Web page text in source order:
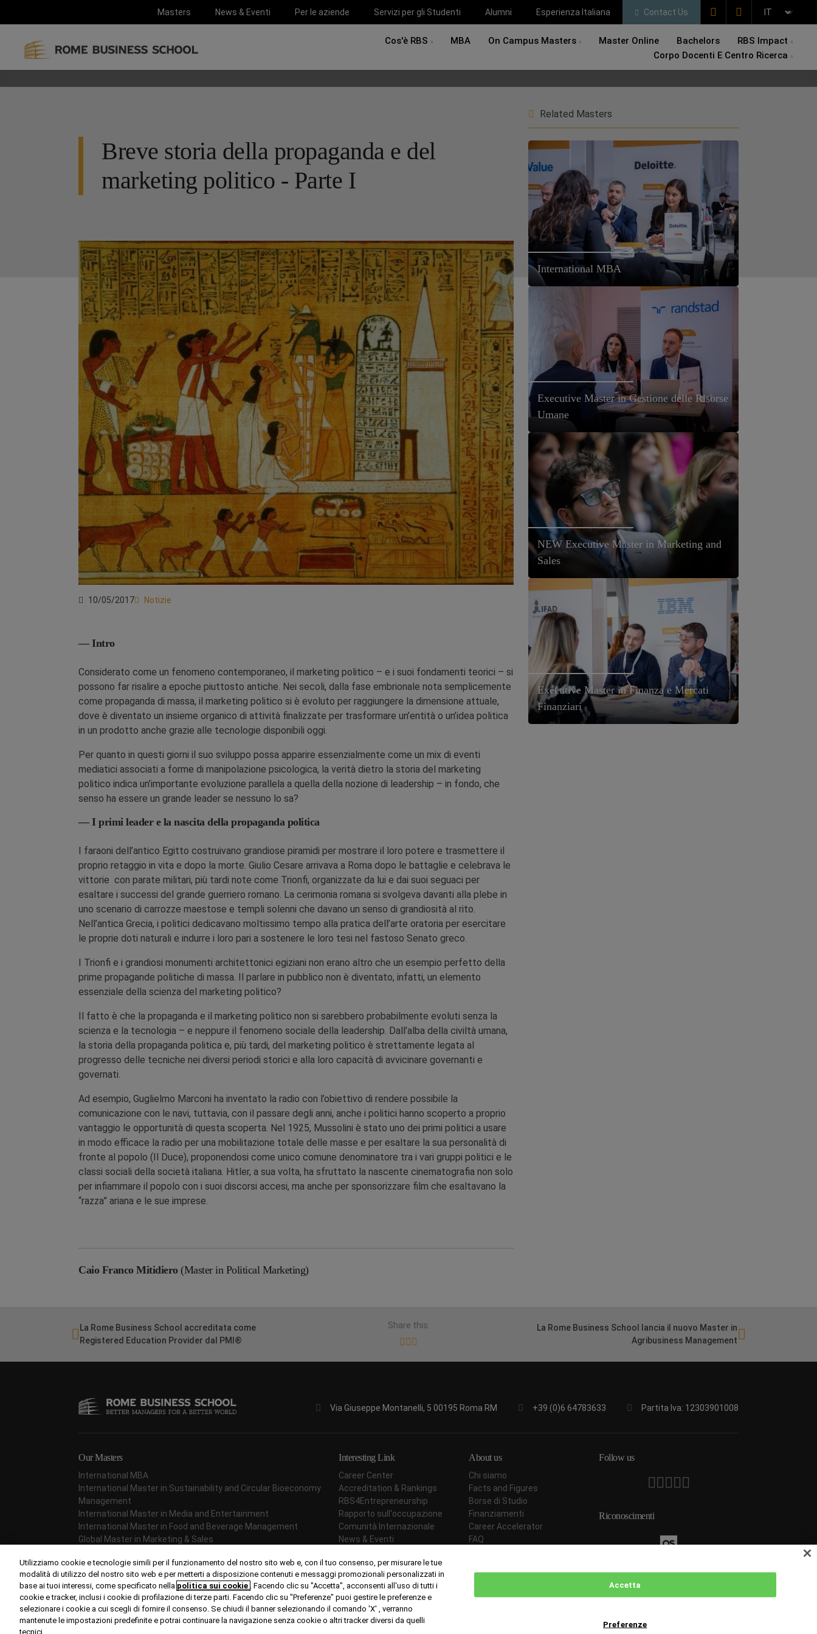
Masters News & Eventi Per le aziende Servizi per gli Studenti Alumni Esperienza Italiana Contact Us
Cos'è RBS MBA On Campus Masters Master Online Bachelors
RBS Impact
Corpo Docenti E Centro Ricerca
Breve storia della propaganda e del
marketing politico - Parte I
10/05/2017 Notizie
— Intro
Considerato come un fenomeno contemporaneo, il marketing politico – e i suoi fondamenti teorici – si
possono far risalire a epoche piuttosto antiche. Nei secoli, dalla fase embrionale nota semplicemente
come propaganda di massa, il marketing politico si è evoluto per raggiungere la dimensione attuale,
dove è diventato un insieme organico di attività finalizzate per trasformare un’entità o un’idea politica
in un prodotto anche grazie alle tecnologie disponibili oggi.
Per quanto in questi giorni il suo sviluppo possa apparire essenzialmente come un mix di eventi
mediatici associati a forme di manipolazione psicologica, la verità dietro la storia del marketing
politico indica un’importante evoluzione parallela a quella della nozione di leadership – in fondo, che
senso ha essere un grande leader se nessuno lo sa?
— I primi leader e la nascita della propaganda politica
I faraoni dell’antico Egitto costruivano grandiose piramidi per mostrare il loro potere e trasmettere il
proprio retaggio in vita e dopo la morte. Giulio Cesare arrivava a Roma dopo le battaglie e celebrava le
vittorie con parate militari, più tardi note come Trionfi, organizzate da lui e dai suoi seguaci per
esaltare i successi del grande guerriero romano. La cerimonia romana si svolgeva davanti alla plebe in
uno scenario di carrozze maestose e templi solenni che davano un senso di grandiosità al rito.
Nell’antica Grecia, i politici dedicavano moltissimo tempo alla pratica dell’arte oratoria per esercitare
le proprie doti naturali e indurre i loro pari a sostenere le loro tesi nel fastoso Senato greco.
I Trionfi e i grandiosi monumenti architettonici egiziani non erano altro che un esempio perfetto della
prime propagande politiche di massa. Il parlare in pubblico non è diventato, infatti, un elemento
essenziale della scienza del marketing politico?
Il fatto è che la propaganda e il marketing politico non si sarebbero probabilmente evoluti senza la
scienza e la tecnologia – e neppure il fenomeno sociale della leadership. Dall’alba della civiltà umana,
la storia della propaganda politica e, più tardi, del marketing politico è strettamente legata al
progresso delle tecniche nei diversi periodi storici e alla loro capacità di avvicinare governanti e
governati.
Ad esempio, Guglielmo Marconi ha inventato la radio con l’obiettivo di rendere possibile la
comunicazione con le navi, tuttavia, con il passare degli anni, anche i politici hanno scoperto a proprio
vantaggio le opportunità di questa scoperta. Nel 1925, Mussolini è stato uno dei primi politici a usare
in modo efficace la radio per una mobilitazione totale delle masse e per esaltare la sua personalità di
fronte al popolo (Il Duce), proponendosi come unico comune denominatore tra i vari gruppi politici e le
classi sociali della società italiana. Hitler, a sua volta, ha sfruttato la nascente cinematografia non solo
per infiammare il popolo con i suoi discorsi accesi, ma anche per sponsorizzare film che esaltavano la
“razza” ariana e le sue imprese.
Caio Franco Mitidiero(Master in Political Marketing)
Related Masters
International MBA
Executive Master in Gestione delle Risorse
Umane
NEW Executive Master in Marketing and
Sales
Executive Master in Finanza e Mercati
Finanziari
La Rome Business School accreditata come
Registered Education Provider dal PMI®
Share this:
La Rome Business School lancia il nuovo Master in
Agribusiness Management
Via Giuseppe Montanelli, 5 00195 Roma RM +39 (0)6 64783633 Partita Iva: 12303901008
Our Masters
International MBA
International Master in Sustainability and Circular Bioeconomy
Management
International Master in Media and Entertainment
International Master in Food and Beverage Management
Global Master in Marketing & Sales
International Master in Fashion Management
Interesting Link
Career Center
Accreditation & Rankings
RBS4Entrepreneurship
Rapporto sull'occupazione
Comunità Internazionale
News & Eventi
Metodologia Didattica
About us
Chi siamo
Facts and Figures
Borse di Studio
Finanziamenti
Career Accelerator
FAQ
Follow us
Riconoscimenti
© Copyright 2024 Rome Business School Office of Good Practice Privacy Policy
Utilizziamo cookie e tecnologie simili per il funzionamento del nostro sito web e, con il tuo consenso, per misurare le tue
modalità di utilizzo del nostro sito web e per metterti a disposizione contenuti e messaggi promozionali personalizzati in
base ai tuoi interessi, come specificato nella politica sui cookie . Facendo clic su "Accetta", acconsenti all'uso di tutti i
cookie e tracker, inclusi i cookie di profilazione di terze parti. Facendo clic su "Preferenze" puoi gestire le preferenze e
selezionare i cookie a cui scegli di fornire il consenso. Se chiudi il banner selezionando il comando 'X' , verranno
mantenute le impostazioni predefinite e potrai continuare la navigazione senza cookie o altri tracker diversi da quelli
tecnici.
Preferenze
Accetta